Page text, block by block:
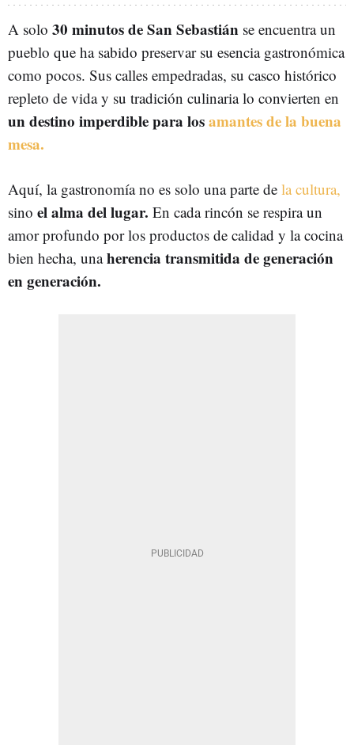
A solo 30 minutos de San Sebastián se encuentra un
pueblo que ha sabido preservar su esencia gastronómica
como pocos. Sus calles empedradas, su casco histórico
repleto de vida y su tradición culinaria lo convierten en
un destino imperdible para losamantes de la buena
mesa.
Aquí, la gastronomía no es solo una parte de la cultura,
sino el alma del lugar. En cada rincón se respira un
amor profundo por los productos de calidad y la cocina
bien hecha, unaherencia transmitida de generación
en generación.